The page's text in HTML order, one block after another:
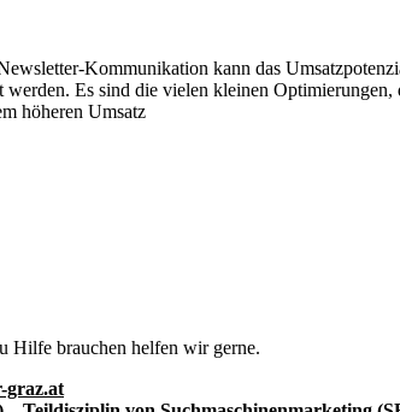
Kommunikation kann das
Es sind die vielen kleinen
höheren Umsatz
Hilfe brauchen helfen wir gerne.
graz.at